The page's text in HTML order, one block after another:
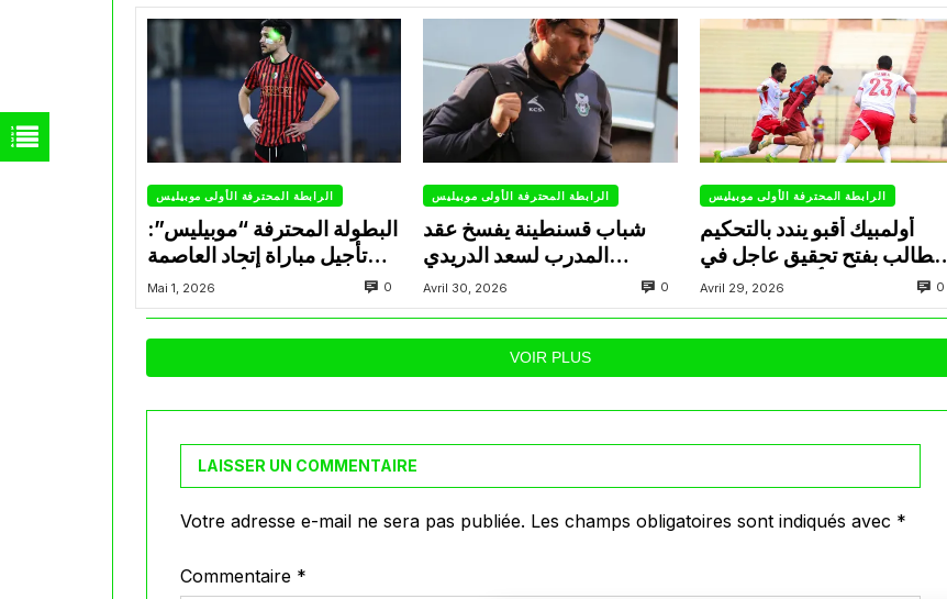
الرابطة المحترفة الأولى موبيليس
البطولة المحترفة “موبيليس”:
تأجيل مباراة إتحاد العاصمة
وأتلتيك بارادو
Mai 1, 2026 0
الرابطة المحترفة الأولى موبيليس
شباب قسنطينة يفسخ عقد
المدرب لسعد الدريدي
بالتراضي
Avril 30, 2026 0
الرابطة المحترفة الأولى موبيليس
أولمبيك أقبو يندد بالتحكيم
ويطالب بفتح تحقيق عاجل في
تجاوزات أثّرت على نتائج
الفريق
Avril 29, 2026 0
VOIR PLUS
LAISSER UN COMMENTAIRE
Votre adresse e-mail ne sera pas publiée. Les champs obligatoires sont indiqués avec *
Commentaire *